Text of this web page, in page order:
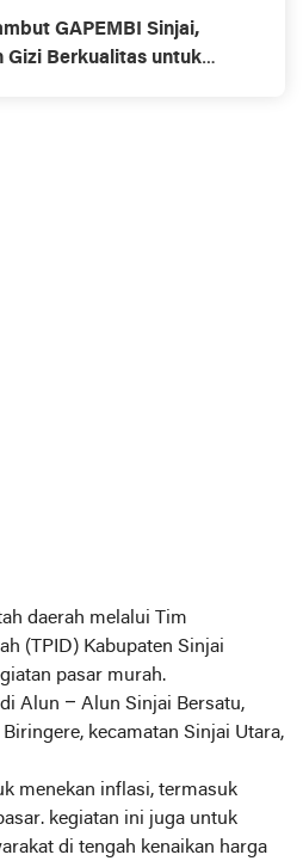
GAPEMBI Sinjai,
Gizi Berkualitas untuk
daerah melalui Tim
(TPID) Kabupaten Sinjai
pasar murah.
Alun – Alun Sinjai Bersatu,
kecamatan Sinjai Utara,
menekan inflasi, termasuk
kegiatan ini juga untuk
di tengah kenaikan harga